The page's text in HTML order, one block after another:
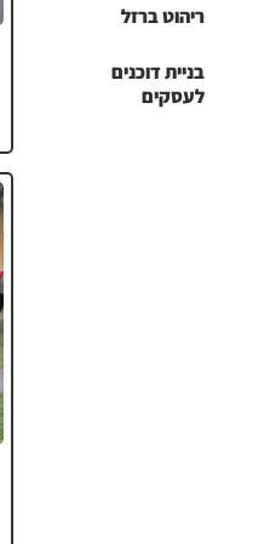
ריהוט ברזל
בניית דוכנים
לעסקים